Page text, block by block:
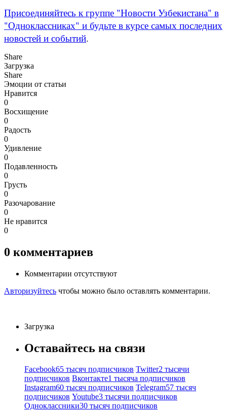
Присоединяйтесь к группе "Новости Узбекистана" в
"Одноклассниках" и будьте в курсе самых последних
новостей и событий.
Share
Загрузка
Share
Эмоции от статьи
Нравится
0
Восхищение
0
Радость
0
Удивление
0
Подавленность
0
Грусть
0
Разочарование
0
Не нравится
0
0 комментариев
Комментарии отсутствуют
Авторизуйтесь чтобы можно было оставлять комментарии.
Загрузка
Оставайтесь на связи
Facebook65 тысяч подписчиков Twitter2 тысячи
подписчиков Вконтакте1 тысяча подписчиков
Instagram60 тысяч подписчиков Telegram57 тысяч
подписчиков Youtube3 тысячи подписчиков
Одноклассники30 тысяч подписчиков